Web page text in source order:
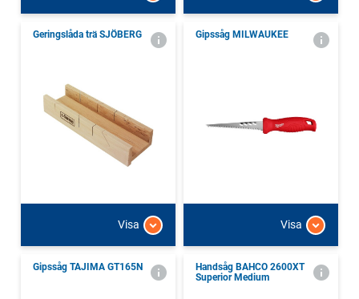
Geringslåda trä SJÖBERG
Visa
Gipssåg MILWAUKEE
Visa
Gipssåg TAJIMA GT165N
Handsåg BAHCO 2600XT
Superior Medium